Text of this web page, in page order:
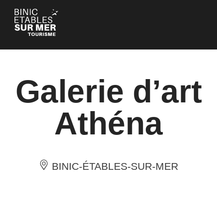
Panneau de gestion des cookies
Galerie d’art
Athéna
BINIC-ÉTABLES-SUR-MER